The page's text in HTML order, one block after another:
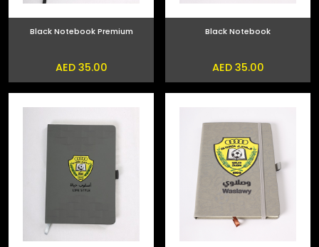
Black Notebook
AED 35.00
Black Notebook Premium
AED 35.00